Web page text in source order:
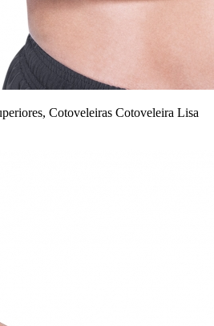
Cotoveleiras Cotoveleira Lisa